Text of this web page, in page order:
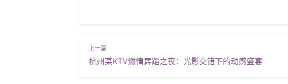
杭州某KTV燃情舞蹈之夜：光影交错下的动感盛宴